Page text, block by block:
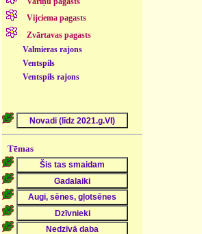
Vijciema pagasts
Zvārtavas pagasts
Valmieras rajons
Ventspils
Ventspils rajons
Tēmas